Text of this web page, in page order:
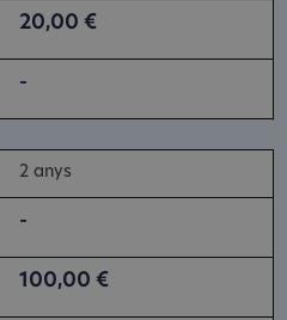
20,00 €
-
2 anys
-
100,00 €